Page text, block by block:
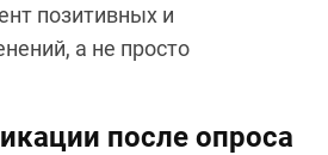
позитивных и
а не просто
после опроса